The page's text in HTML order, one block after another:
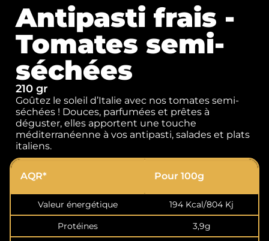
Antipasti frais -
Tomates semi-
séchées
210 gr
Goûtez le soleil d’Italie avec nos tomates semi-
séchées ! Douces, parfumées et prêtes à
déguster, elles apportent une touche
méditerranéenne à vos antipasti, salades et plats
italiens.
AQR* Pour 100g
Valeur énergétique
194 Kcal/804 Kj
Protéines
3,9g